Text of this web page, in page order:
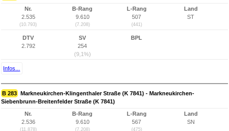
Nr.
2.535
(10.793)
B-Rang
9.610
(7.208)
L-Rang
507
(441)
Land
ST
DTV
2.792
SV
254
(9,1%)
BPL
Infos...
B 283 Markneukirchen-Klingenthaler Straße (K 7841) - Markneukirchen-
Siebenbrunn-Breitenfelder Straße (K 7841)
Nr.
2.536
(11.878)
B-Rang
9.610
(7.208)
L-Rang
567
(475)
Land
SN